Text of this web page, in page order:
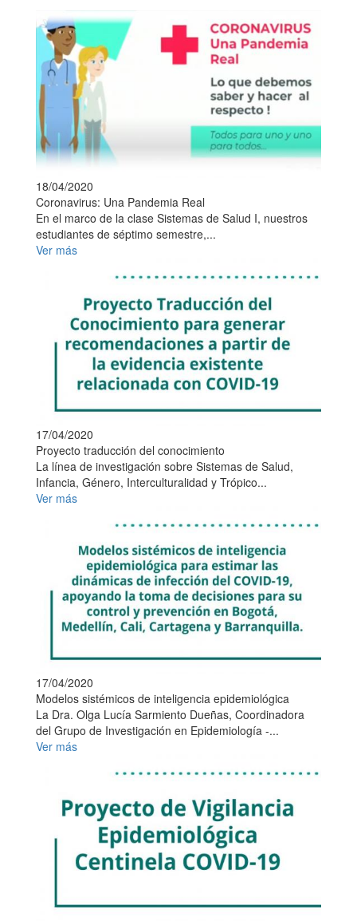
18/04/2020
Coronavirus: Una Pandemia Real
En el marco de la clase Sistemas de Salud I, nuestros
estudiantes de séptimo semestre,...
Ver más
17/04/2020
Proyecto traducción del conocimiento
La línea de investigación sobre Sistemas de Salud,
Infancia, Género, Interculturalidad y Trópico...
Ver más
17/04/2020
Modelos sistémicos de inteligencia epidemiológica
La Dra. Olga Lucía Sarmiento Dueñas, Coordinadora
del Grupo de Investigación en Epidemiología -...
Ver más